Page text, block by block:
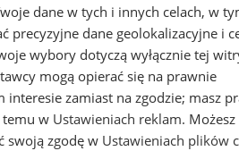
w kategorii
dane w tych i innych celach, w
precyzyjne dane geolokalizacyjne i
wybory dotyczą wyłącznie tej
mogą opierać się na prawnie
interesie zamiast na zgodzie; masz
temu w Ustawieniach reklam.
swoją zgodę w Ustawieniach plików